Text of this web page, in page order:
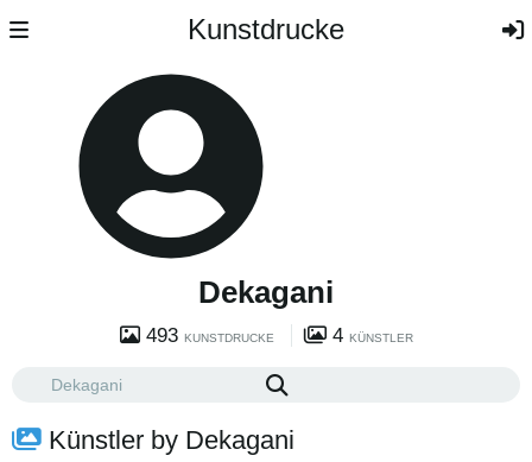
Kunstdrucke
Dekagani
493 KUNSTDRUCKE 4 KÜNSTLER
Künstler by Dekagani